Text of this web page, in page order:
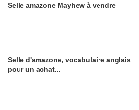
Selle amazone Mayhew à vendre
Selle d'amazone, vocabulaire anglais
pour un achat...